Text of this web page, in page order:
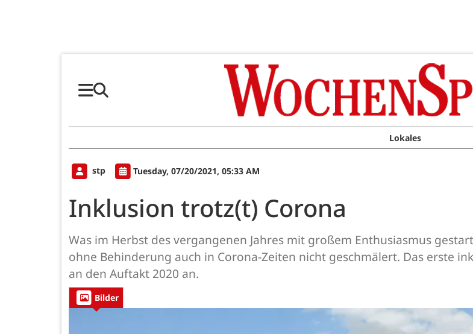
Lokales
stp Tuesday, 07/20/2021, 05:33 AM
Inklusion trotz(t) Corona
Was im Herbst des vergangenen Jahres mit großem Enthusiasmus
ohne Behinderung auch in Corona-Zeiten nicht geschmälert. Das erste
an den Auftakt 2020 an.
Bilder